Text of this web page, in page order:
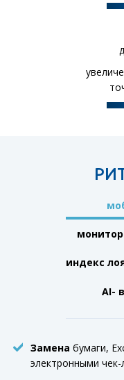
индекс
AI-
Замена бумаги,
электронными чек-